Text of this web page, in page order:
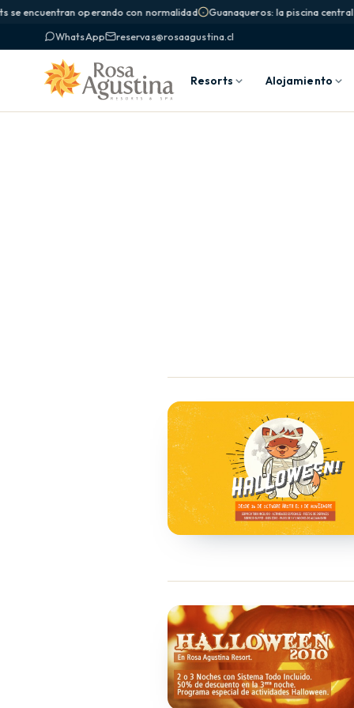
encuentran operando con normalidad
Guanaqueros: la piscina central
WhatsApp
reservas@rosaagustina.cl
Resorts Alojamiento